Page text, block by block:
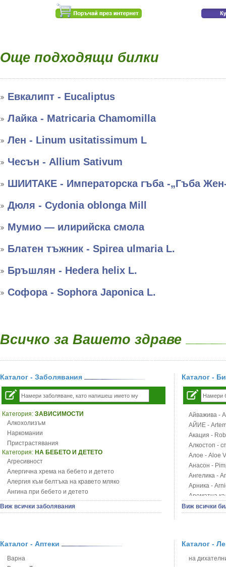
Още подходящи билки
Евкалипт - Eucaliptus
Лайка - Matricaria Chamomilla
Лен - Linum usitatissimum L
Чесън - Allium Sativum
ШИИТАКЕ - Императорска гъба -„Гъба
Дюля - Cydonia oblonga Mill
Мумио — илирийска смола
Блатен тъжник - Spirea ulmaria L.
Бръшлян - Hedera helix L.
Софора - Sophora Japonica L.
Всичко за Вашето здраве
Каталог - Заболявания
Категория: ЗАВИСИМОСТИ
Алкохолизъм
Наркомании
Пристрастявания
Категория: НА БЕБЕТО И ДЕТЕТО
Агресивност
Алергична хрема на бебето и детето
Алергия към белтъка на кравето мляко
Ангина при бебето и детето
Анемия при бебето и детето
Апетит - пълни деца
Бронхиална астма при бебето и детето
Варицела
Виж всички заболявания
Каталог -
Айважива -
АЙИЕ -
Акация -
Алкостоп -
Алое - Aloe
Анасон -
Ангелика -
Арника -
Ароматна
Арония -
Блатен
Блян
Виж всички
Каталог - Аптеки
Варна
Каталог -
на